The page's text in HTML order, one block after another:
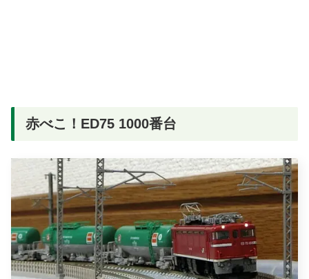
赤べこ！ED75 1000番台